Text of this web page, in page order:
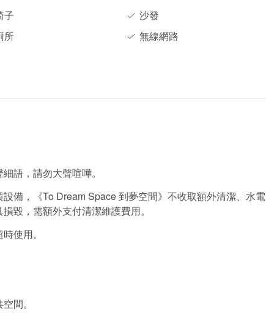
子
沙發
所 無線網路
語，請勿大聲喧嘩。
備，《To Dream Space 到夢空間》不收取額外清潔、水電
毀，需額外支付清潔維護費用。
使用。
間。